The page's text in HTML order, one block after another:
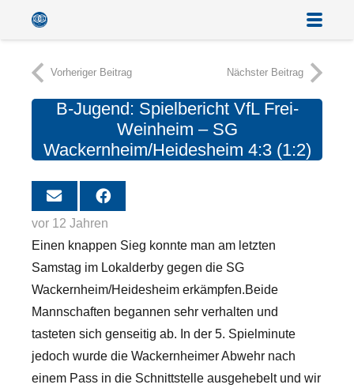
Vorheriger Beitrag Nächster Beitrag
B-Jugend: Spielbericht VfL Frei-
Weinheim – SG
Wackernheim/Heidesheim 4:3 (1:2)
vor 12 Jahren
Einen knappen Sieg konnte man am letzten
Samstag im Lokalderby gegen die SG
Wackernheim/Heidesheim erkämpfen.Beide
Mannschaften begannen sehr verhalten und
tasteten sich genseitig ab. In der 5. Spielminute
jedoch wurde die Wackernheimer Abwehr nach
einem Pass in die Schnittstelle ausgehebelt und wir